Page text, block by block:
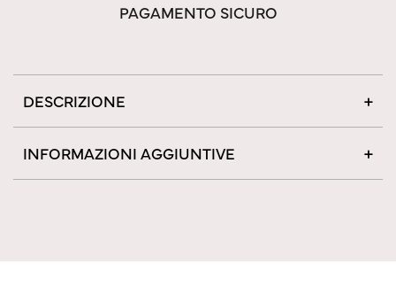
PAGAMENTO SICURO
DESCRIZIONE
INFORMAZIONI AGGIUNTIVE